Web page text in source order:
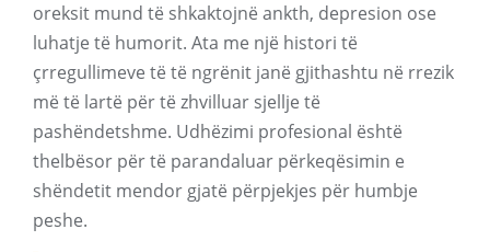
oreksit mund të shkaktojnë ankth, depresion ose
luhatje të humorit. Ata me një histori të
çrregullimeve të të ngrënit janë gjithashtu në rrezik
më të lartë për të zhvilluar sjellje të
pashëndetshme. Udhëzimi profesional është
thelbësor për të parandaluar përkeqësimin e
shëndetit mendor gjatë përpjekjes për humbje
peshe.